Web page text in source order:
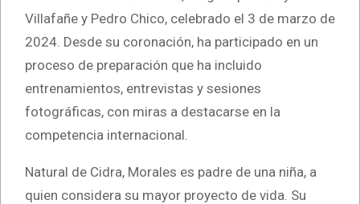
Villafañe y Pedro Chico, celebrado el 3 de marzo de
2024. Desde su coronación, ha participado en un
proceso de preparación que ha incluido
entrenamientos, entrevistas y sesiones
fotográficas, con miras a destacarse en la
competencia internacional.
Natural de Cidra, Morales es padre de una niña, a
quien considera su mayor proyecto de vida. Su